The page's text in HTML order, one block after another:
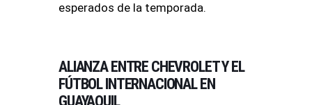
esperados de la temporada.
ALIANZA ENTRE CHEVROLET Y EL
FÚTBOL INTERNACIONAL EN
GUAYAQUIL